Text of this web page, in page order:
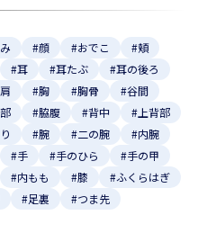
#顔 #おでこ
#頬
#耳 #耳たぶ
#耳の後ろ
#胸 #胸骨
#谷間
#脇腹 #背中
#上背部
#腕 #二の腕
#内腕
#手 #手のひら
#手の甲
#内もも #膝
#ふくらはぎ
#足裏 #つま先